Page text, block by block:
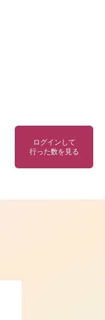
ログインして
行った数を見る